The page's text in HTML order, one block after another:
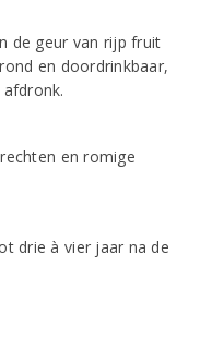
de geur van rijp fruit
en doordrinkbaar,
en romige
drie à vier jaar na de